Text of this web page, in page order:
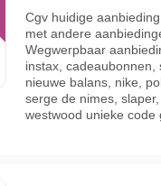
Cgv huidige
met andere
Wegwerpbaar
instax, cadeaubonnen,
nieuwe balans, nike,
serge de nimes,
westwood unieke